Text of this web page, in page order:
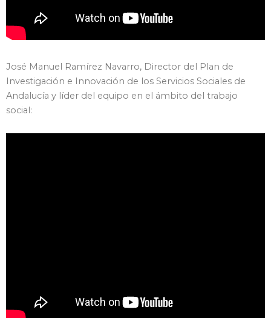
José Manuel Ramírez Navarro, Director del Plan de
Investigación e Innovación de los Servicios Sociales de
Andalucía y líder del equipo en el ámbito del trabajo
social: